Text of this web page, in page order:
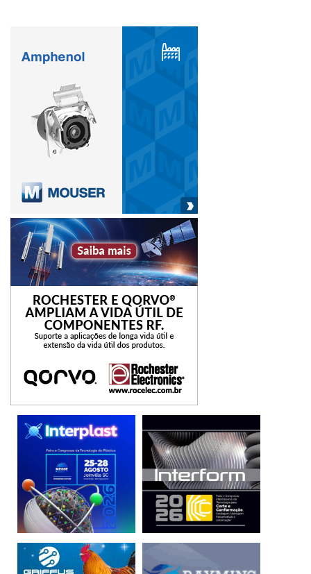
Nos dias 23 e 24 de maio, das 9h às 13h, a ESS – Escola
Superior de Segurança promove, em parceria com a Cipa
Hospitalidade, com enfoque em hospitais, shopping
centers e hotéis. Entre as apresentações previstas, estão
planos de contingência em grandes catástrofes, plano
diretor alinhado com a segurança, integração entre órgãos
o momento, estão confirmados palestrantes do Hospital
das Clínicas, Albert Einstein, Beneficência Portuguesa,
shoppings Eldorado e Vila Olímpia.
E no dia 24 de maio, das 14h às 18h, acontece o 1º
Encontro Internacional de Profissionais Certificados Ceas.
A primeira palestra é da diretora de Relacionamento da
Brasiliano Interisk, Sandra Alves, sobre “A importância da
Gestão de Riscos para o Gestor de Segurança”; seguida
pela do presidente da mesma instituição, Antônio Celso
Brasiliano, intitulada “A Importância de Construir Cenários
de Riscos para a Área de Segurança Privada e Pública”; e,
finalizando, um workshop restrito a todos os profissionais
que sejam certificados pela Ceas.
SERVIÇO:
Cobrase – Congresso Brasileiro de Segurança
22 de maio, das 9h às 18h15
23 de maio, das 9h às 19h15
24 de maio, das 9h às 12h30
Mapeamento de Vulnerabilidade em Segurança